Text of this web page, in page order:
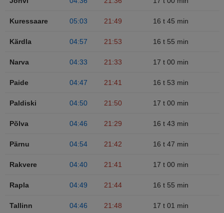
Kuressaare 05:03 21:49 16 t 45 min
Kärdla 04:57 21:53 16 t 55 min
Narva 04:33 21:33 17 t 00 min
Paide 04:47 21:41 16 t 53 min
Paldiski 04:50 21:50 17 t 00 min
Põlva 04:46 21:29 16 t 43 min
Pärnu 04:54 21:42 16 t 47 min
Rakvere 04:40 21:41 17 t 00 min
Rapla 04:49 21:44 16 t 55 min
Tallinn 04:46 21:48 17 t 01 min